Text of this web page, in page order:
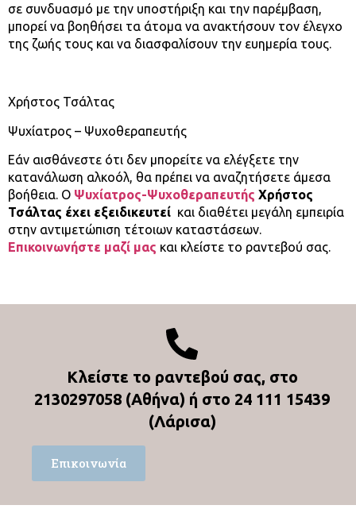
σε συνδυασμό με την υποστήριξη και την παρέμβαση,
μπορεί να βοηθήσει τα άτομα να ανακτήσουν τον έλεγχο
της ζωής τους και να διασφαλίσουν την ευημερία τους.
Χρήστος Τσάλτας
Ψυχίατρος – Ψυχοθεραπευτής
Εάν αισθάνεστε ότι δεν μπορείτε να ελέγξετε την
κατανάλωση αλκοόλ, θα πρέπει να αναζητήσετε άμεσα
βοήθεια. O Ψυχίατρος-Ψυχοθεραπευτής Χρήστος
Τσάλτας έχει εξειδικευτεί και διαθέτει μεγάλη εμπειρία
στην αντιμετώπιση τέτοιων καταστάσεων.
Επικοινωνήστε μαζί μας και κλείστε το ραντεβού σας.
Κλείστε το ραντεβού σας, στο
2130297058 (Αθήνα) ή στο 24 111 15439
(Λάρισα)
Επικοινωνία